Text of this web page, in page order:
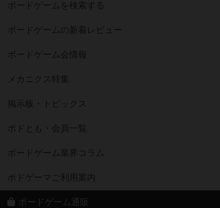
ボードゲームを検索する
ボードゲームの新着レビュー
ボードゲーム会情報
メカニクス特集
掲示板・トピックス
ボドとも・会員一覧
ボードゲーム業界コラム
ボドゲーマご利用案内
ボードゲーム通販